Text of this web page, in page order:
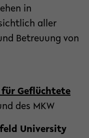
in
aller
Betreuung von
für Geflüchtete
des MKW
University